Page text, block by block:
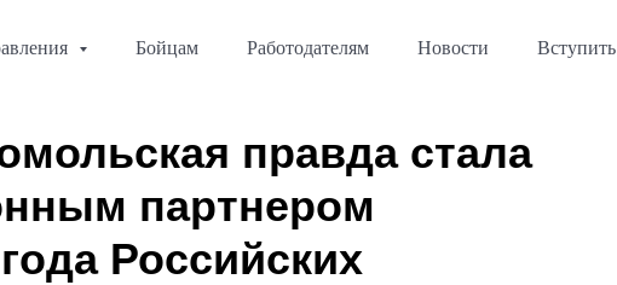
Бойцам Работодателям Новости Вступить
правда стала
партнером
Российских